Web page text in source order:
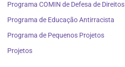
Programa COMIN de Defesa de Direitos
Programa de Educação Antirracista
Programa de Pequenos Projetos
Projetos